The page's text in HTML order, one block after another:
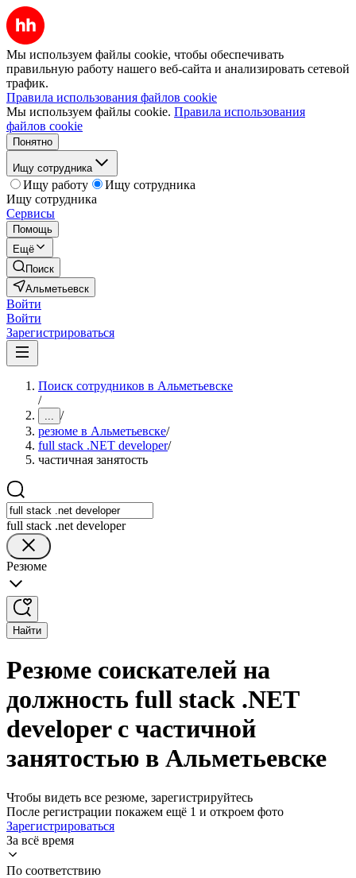
Мы используем файлы cookie, чтобы обеспечивать
правильную работу нашего веб-сайта и анализировать сетевой
трафик.
Правила использования файлов cookie
Мы используем файлы cookie. Правила использования
файлов cookie
Понятно
Ищу сотрудника
Ищу работу
Ищу сотрудника
Ищу сотрудника
Сервисы
Помощь
Ещё
Поиск
Альметьевск
Войти
Войти
Зарегистрироваться
Поиск сотрудников в Альметьевске
/
... /
резюме в Альметьевске/
full stack .NET developer/
частичная занятость
full stack .net developer
Резюме
Найти
Резюме соискателей на
должность full stack .NET
developer с частичной
занятостью в Альметьевске
Чтобы видеть все резюме, зарегистрируйтесь
После регистрации покажем ещё 1 и откроем фото
Зарегистрироваться
За всё время
По соответствию